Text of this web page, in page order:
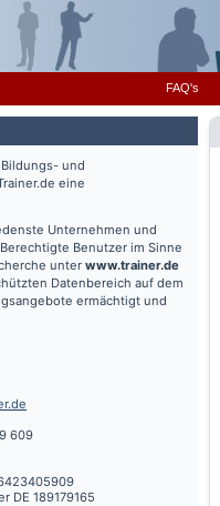
FAQ's
und
eine
Unternehmen und
Benutzer im Sinne
unter www.trainer.de
Datenbereich auf dem
ermächtigt und
609
DE 189179165